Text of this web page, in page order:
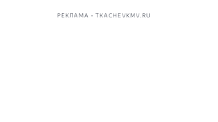
РЕКЛАМА • TKACHEVKMV.RU